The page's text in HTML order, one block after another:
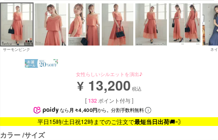
サーモンピンク ネ
女性らしいシルエットを演出♪
¥ 13,200 税込
[ 132 ポイント付与 ]
なら 月々4,400円から。分割手数料無料
平日15時/土日祝12時までのご注文で最短当日出荷🚚💨
カラー サイズ